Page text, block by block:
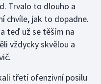
Trvalo to dlouho a
chvíle, jak to dopadne.
teď už se těším na
vždycky skvělou a
třetí ofenzivní posilu